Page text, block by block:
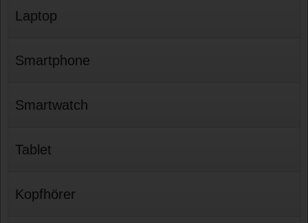
Laptop
Smartphone
Smartwatch
Tablet
Kopfhörer